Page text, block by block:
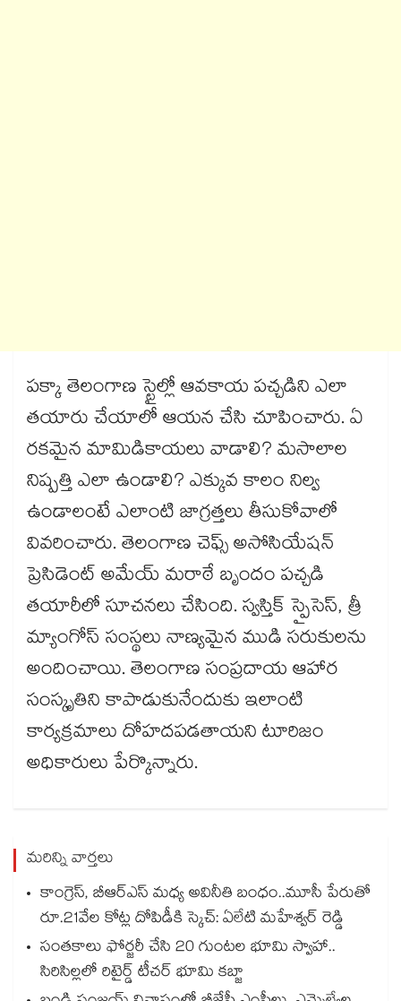
పక్కా తెలంగాణ స్టైల్లో ఆవకాయ పచ్చడిని ఎలా
తయారు చేయాలో ఆయన చేసి చూపించారు. ఏ
రకమైన మామిడికాయలు వాడాలి? మసాలాల
నిష్పత్తి ఎలా ఉండాలి? ఎక్కువ కాలం నిల్వ
ఉండాలంటే ఎలాంటి జాగ్రత్తలు తీసుకోవాలో
వివరించారు. తెలంగాణ చెఫ్స్ అసోసియేషన్
ప్రెసిడెంట్ అమేయ్ మరాఠే బృందం పచ్చడి
తయారీలో సూచనలు చేసింది. స్వస్తిక్ స్పైసెస్, త్రీ
మ్యాంగోస్ సంస్థలు నాణ్యమైన ముడి సరుకులను
అందించాయి. తెలంగాణ సంప్రదాయ ఆహార
సంస్కృతిని కాపాడుకునేందుకు ఇలాంటి
కార్యక్రమాలు దోహదపడతాయని టూరిజం
అధికారులు పేర్కొన్నారు.
మరిన్ని వార్తలు
కాంగ్రెస్, బీఆర్ఎస్ మధ్య అవినీతి బంధం..మూసీ పేరుతో
రూ.21వేల కోట్ల దోపిడీకి స్కెచ్: ఏలేటి మహేశ్వర్ రెడ్డి
సంతకాలు ఫోర్జరీ చేసి 20 గుంటల భూమి స్వాహా..
సిరిసిల్లలో రిటైర్డ్ టీచర్ భూమి కబ్జా